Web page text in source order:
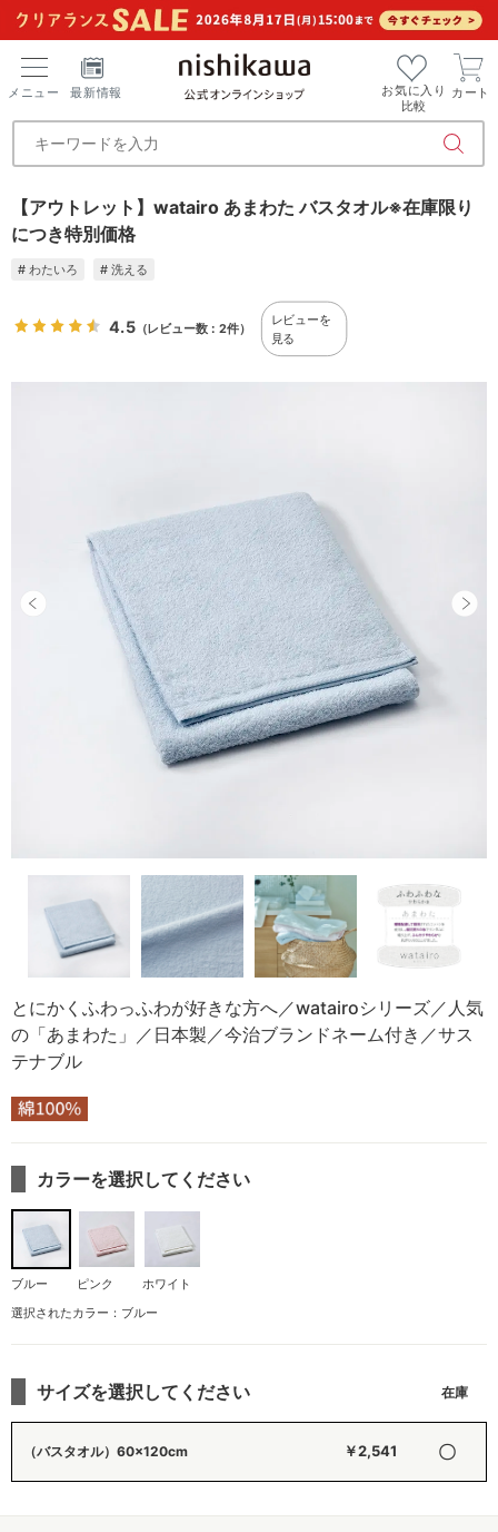
メニュー 最新情報
お気に入り
比較
カート
【アウトレット】watairo あまわた バスタオル※在庫限り
につき特別価格
# わたいろ # 洗える
4.5（レビュー数：2件）
レビューを
見る
とにかくふわっふわが好きな方へ／watairoシリーズ／人気
の「あまわた」／日本製／今治ブランドネーム付き／サス
テナブル
カラーを選択してください
ブルー ピンク
ホワイト
選択されたカラー：ブルー
サイズを選択してください
（バスタオル）60×120cm ￥2,541 〇